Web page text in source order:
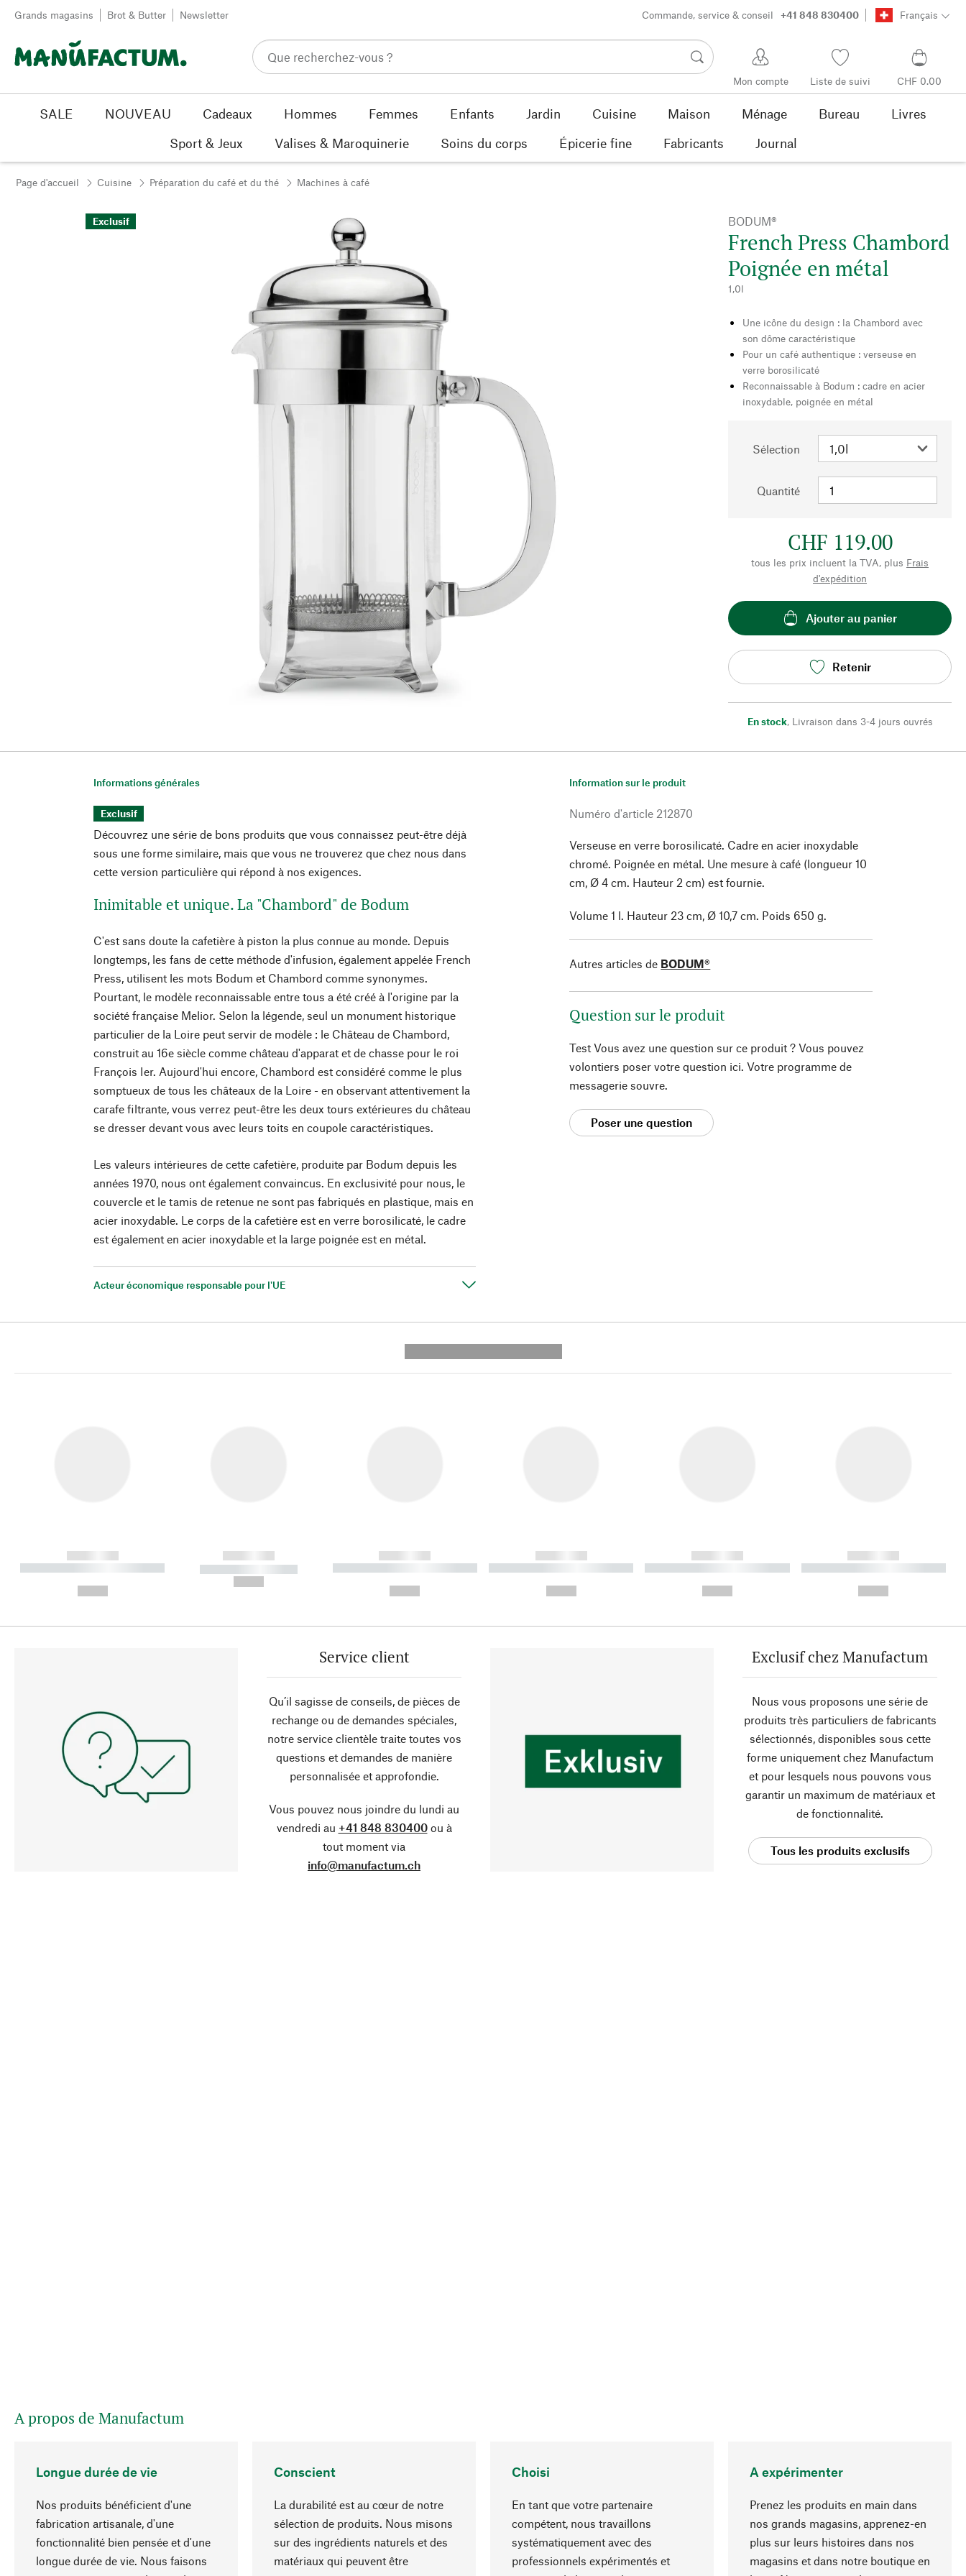
Passer au contenu
Grands magasins Brot & Butter Newsletter Commande, service & conseil +41 848 830400 Français
Mon compte Liste de suivi CHF 0.00
SALE NOUVEAU Cadeaux Hommes Femmes Enfants Jardin Cuisine Maison Ménage Bureau
Livres
Sport & Jeux
Valises & Maroquinerie Soins du corps Épicerie fine Fabricants Journal
Page d'accueil Cuisine Préparation du café et du thé Machines à café
Exclusif BODUM®
French Press Chambord
Poignée en métal
1,0l
Une icône du design : la Chambord avec
son dôme caractéristique
Pour un café authentique : verseuse en
verre borosilicaté
Reconnaissable à Bodum : cadre en acier
inoxydable, poignée en métal
Sélection
Quantité
CHF 119.00
tous les prix incluent la TVA, plus Frais
d'expédition
Ajouter au panier
Retenir
En stock, Livraison dans 3-4 jours ouvrés
Informations générales
Exclusif
Découvrez une série de bons produits que vous connaissez peut-être déjà
sous une forme similaire, mais que vous ne trouverez que chez nous dans
cette version particulière qui répond à nos exigences.
Inimitable et unique. La "Chambord" de Bodum
C'est sans doute la cafetière à piston la plus connue au monde. Depuis
longtemps, les fans de cette méthode d'infusion, également appelée French
Press, utilisent les mots Bodum et Chambord comme synonymes.
Pourtant, le modèle reconnaissable entre tous a été créé à l'origine par la
société française Melior. Selon la légende, seul un monument historique
particulier de la Loire peut servir de modèle : le Château de Chambord,
construit au 16e siècle comme château d'apparat et de chasse pour le roi
François Ier. Aujourd'hui encore, Chambord est considéré comme le plus
somptueux de tous les châteaux de la Loire - en observant attentivement la
carafe filtrante, vous verrez peut-être les deux tours extérieures du château
se dresser devant vous avec leurs toits en coupole caractéristiques.
Les valeurs intérieures de cette cafetière, produite par Bodum depuis les
années 1970, nous ont également convaincus. En exclusivité pour nous, le
couvercle et le tamis de retenue ne sont pas fabriqués en plastique, mais en
acier inoxydable. Le corps de la cafetière est en verre borosilicaté, le cadre
est également en acier inoxydable et la large poignée est en métal.
Acteur économique responsable pour l'UE
Information sur le produit
Numéro d'article 212870
Verseuse en verre borosilicaté. Cadre en acier inoxydable
chromé. Poignée en métal. Une mesure à café (longueur 10
cm, Ø 4 cm. Hauteur 2 cm) est fournie.
Volume 1 l. Hauteur 23 cm, Ø 10,7 cm. Poids 650 g.
Autres articles de BODUM®
Question sur le produit
Test Vous avez une question sur ce produit ? Vous pouvez
volontiers poser votre question ici. Votre programme de
messagerie souvre.
Poser une question
------------
----------- ----------- ----------
------------
----------- -----------
------------
----------- ----------- ----------
------------
----------- ----------- ----------
------------
----------- ----------- ----------
------------
----------- ----------- ----------
Service client
Qu’il sagisse de conseils, de pièces de
rechange ou de demandes spéciales,
notre service clientèle traite toutes vos
questions et demandes de manière
personnalisée et approfondie.
Vous pouvez nous joindre du lundi au
vendredi au +41 848 830400ou à
tout moment via
info@manufactum.ch
Exclusif chez Manufactum
Nous vous proposons une série de
produits très particuliers de fabricants
sélectionnés, disponibles sous cette
forme uniquement chez Manufactum
et pour lesquels nous pouvons vous
garantir un maximum de matériaux et
de fonctionnalité.
Tous les produits exclusifs
A propos de Manufactum
Longue durée de vie
Nos produits bénéficient d'une
fabrication artisanale, d'une
fonctionnalité bien pensée et d'une
longue durée de vie. Nous faisons
Conscient
La durabilité est au cœur de notre
sélection de produits. Nous misons
sur des ingrédients naturels et des
matériaux qui peuvent être
Choisi
En tant que votre partenaire
compétent, nous travaillons
systématiquement avec des
professionnels expérimentés et
A expérimenter
Prenez les produits en main dans
nos grands magasins, apprenez-en
plus sur leurs histoires dans nos
magasins et dans notre boutique en